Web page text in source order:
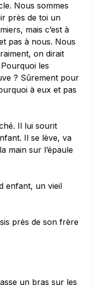
Nous sommes
près de toi un
mais c’est à
pas à nous. Nous
on dirait
les
? Sûrement pour
à eux et pas
Il lui sourit
Il se lève, va
main sur l’épaule
enfant, un vieil
près de son frère
un bras sur les